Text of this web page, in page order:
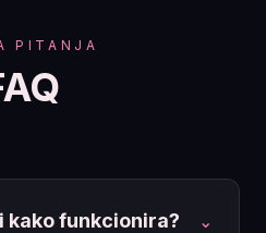
PITANJA
kako funkcionira? ⌄